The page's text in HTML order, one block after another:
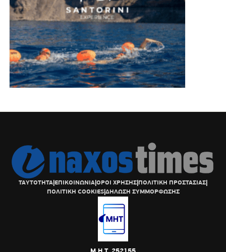
ΤΑΥΤΟΤΗΤΑ|ΕΠΙΚΟΙΝΩΝΙΑ|ΟΡΟΙ ΧΡΗΣΗΣ|ΠΟΛΙΤΙΚΗ ΠΡΟΣΤΑΣΙΑΣ|
ΠΟΛΙΤΙΚΗ COOKIES|ΔΗΛΩΣΗ ΣΥΜΜΟΡΦΩΣΗΣ